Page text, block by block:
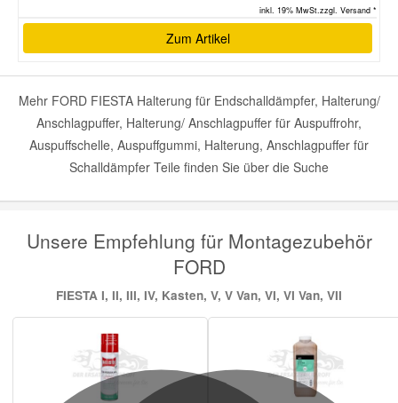
inkl. 19% MwSt.zzgl. Versand *
Zum Artikel
Mehr FORD FIESTA Halterung für Endschalldämpfer, Halterung/
Anschlagpuffer, Halterung/ Anschlagpuffer für Auspuffrohr,
Auspuffschelle, Auspuffgummi, Halterung, Anschlagpuffer für
Schalldämpfer Teile finden Sie über die Suche
Unsere Empfehlung für Montagezubehör
FORD
FIESTA I, II, III, IV, Kasten, V, V Van, VI, VI Van, VII